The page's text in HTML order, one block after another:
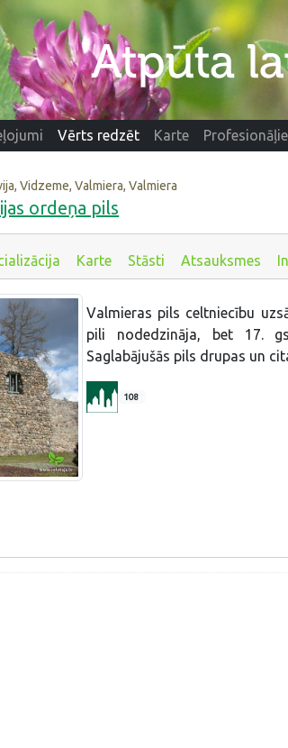
Vērts redzēt Karte
Vidzeme, Valmiera, Valmiera
ordeņa pils
Karte Stāsti Atsauksmes
Valmieras pils celtniecību
pili nodedzināja, bet 17.
Saglabājušās pils drupas un
108